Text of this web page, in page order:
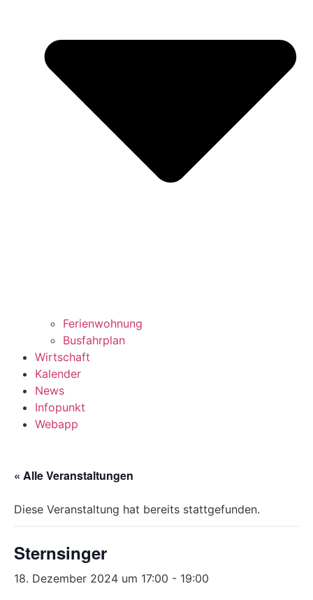
Ferienwohnung
Busfahrplan
Wirtschaft
Kalender
News
Infopunkt
Webapp
« Alle Veranstaltungen
Diese Veranstaltung hat bereits stattgefunden.
Sternsinger
18. Dezember 2024 um 17:00 - 19:00